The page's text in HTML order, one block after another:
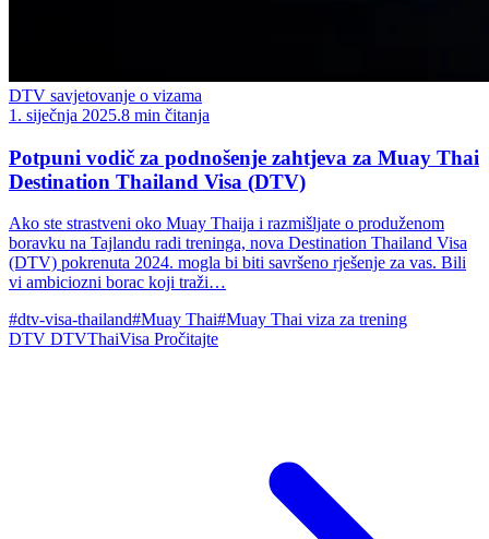
DTV savjetovanje o vizama
1. siječnja 2025.8 min čitanja
Potpuni vodič za podnošenje zahtjeva za Muay Thai
Destination Thailand Visa (DTV)
Ako ste strastveni oko Muay Thaija i razmišljate o produženom
boravku na Tajlandu radi treninga, nova Destination Thailand Visa
(DTV) pokrenuta 2024. mogla bi biti savršeno rješenje za vas. Bili
vi ambiciozni borac koji traži…
#dtv-visa-thailand#Muay Thai#Muay Thai viza za trening
DTV DTVThaiVisa Pročitajte